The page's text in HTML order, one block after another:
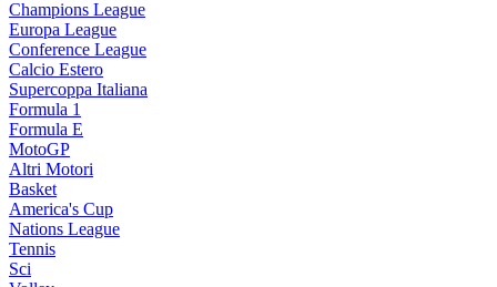
Champions League
Europa League
Conference League
Calcio Estero
Supercoppa Italiana
Formula 1
Formula E
MotoGP
Altri Motori
Basket
America's Cup
Nations League
Tennis
Sci